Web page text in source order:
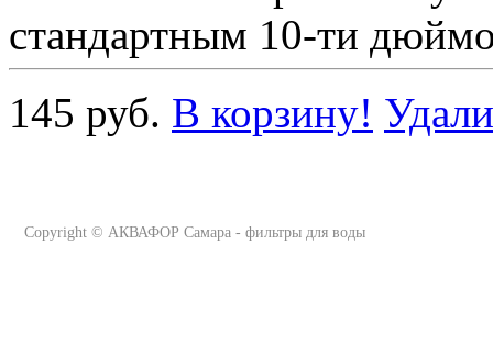
стандартным 10-ти
145 руб. В корзину!
Copyright © АКВАФОР Самара - фильтры для воды